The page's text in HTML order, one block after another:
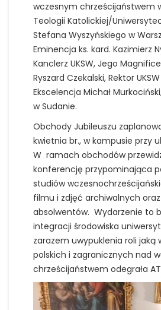
wczesnym chrześcijaństwem
Teologii Katolickiej/
Stefana Wyszyńskiego w
Eminencja ks. kard. Kazimierz
Kanclerz UKSW, Jego
Ryszard Czekalski, Rektor
Ekscelencja Michał
w Sudanie.
Obchody Jubileuszu
kwietnia br., w kampusie przy
W ramach obchodów
konferencję przypominająca
studiów
filmu i zdjęć archiwalnych
absolwentów. Wydarzenie to
integracji środowiska
zarazem uwypuklenia roli jaką
polskich i zagranicznych nad
chrześcijaństwem odegrała